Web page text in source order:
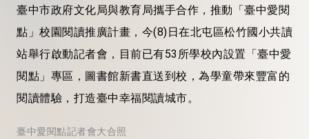
臺中市政府文化局與教育局攜手合作，推動「臺中愛閱
點」校園閱讀推廣計畫，今(8)日在北屯區松竹國小共讀
站舉行啟動記者會，目前已有53所學校內設置「臺中愛
閱點」專區，圖書館新書直送到校，為學童帶來豐富的
閱讀體驗，打造臺中幸福閱讀城市。
臺中愛閱點記者會大合照